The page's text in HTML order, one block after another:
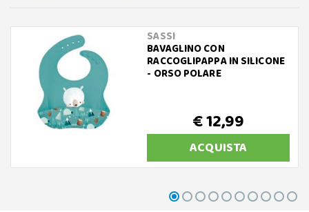
SASSI
BAVAGLINO CON
RACCOGLIPAPPA IN SILICONE
- ORSO POLARE
€ 12,99
ACQUISTA